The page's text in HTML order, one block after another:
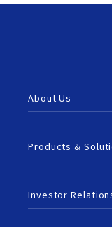
About Us
Products &
Investor